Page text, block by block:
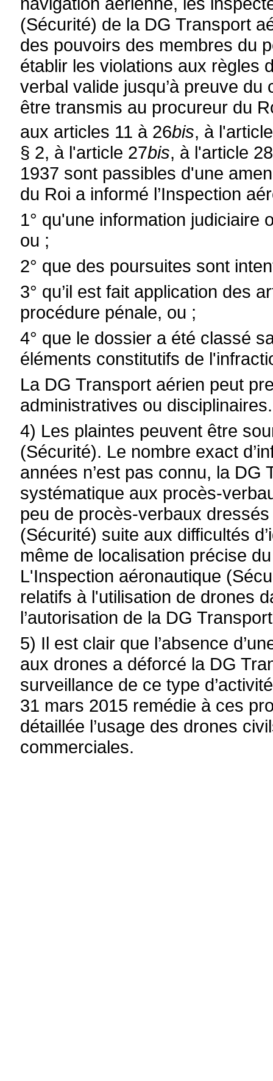
(Sécurité) de la DG Transport
des pouvoirs des membres du
établir les violations aux règles
verbal valide jusqu’à preuve
être transmis au procureur du
aux articles 11 à 26bis, à
§ 2, à l'article 27bis, à l'article
1937 sont passibles d'une
du Roi a informé l’Inspection
1° qu'une information judiciaire
ou ;
2° que des poursuites sont
3° qu’il est fait application des
procédure pénale, ou ;
4° que le dossier a été classé
éléments constitutifs de
La DG Transport aérien peut
administratives ou disciplinaires.
4) Les plaintes peuvent être
(Sécurité). Le nombre exact
années n’est pas connu, la DG
systématique aux procès-
peu de procès-verbaux
(Sécurité) suite aux difficultés
même de localisation précise
L'Inspection aéronautique
relatifs à l'utilisation de drones
l’autorisation de la DG
5) Il est clair que l’absence
aux drones a déforcé la DG
surveillance de ce type
31 mars 2015 remédie à ces
détaillée l’usage des drones
commerciales.